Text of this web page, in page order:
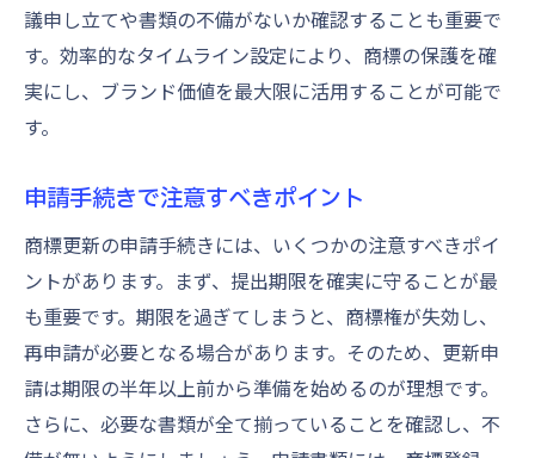
議申し立てや書類の不備がないか確認することも重要で
す。効率的なタイムライン設定により、商標の保護を確
実にし、ブランド価値を最大限に活用することが可能で
す。
申請手続きで注意すべきポイント
商標更新の申請手続きには、いくつかの注意すべきポイ
ントがあります。まず、提出期限を確実に守ることが最
も重要です。期限を過ぎてしまうと、商標権が失効し、
再申請が必要となる場合があります。そのため、更新申
請は期限の半年以上前から準備を始めるのが理想です。
さらに、必要な書類が全て揃っていることを確認し、不